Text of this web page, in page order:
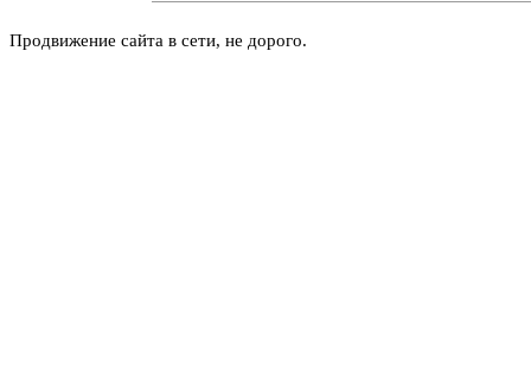
Продвижение сайта в сети, не дорого.